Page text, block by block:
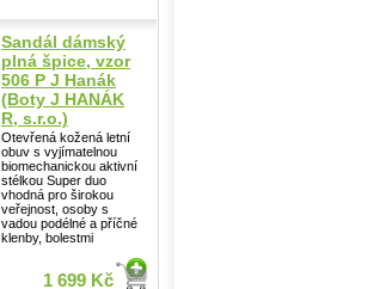
Sandál dámský
plná špice, vzor
506 P J Hanák
(Boty J HANÁK
R, s.r.o.)
Otevřená kožená letní
obuv s vyjímatelnou
biomechanickou aktivní
stélkou Super duo
vhodná pro širokou
veřejnost, osoby s
vadou podélné a příčné
klenby, bolestmi
1 699 Kč